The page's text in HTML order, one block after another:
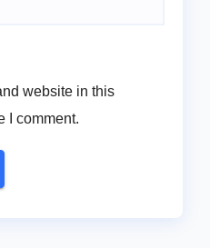
website in this
I comment.